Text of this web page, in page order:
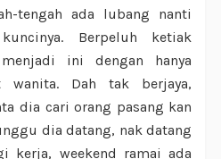
tengah ada lubang nanti
Berpeluh ketiak
ini dengan hanya
wanita. Dah tak berjaya,
dia cari orang pasang kan
dia datang, nak datang
kerja, weekend ramai ada